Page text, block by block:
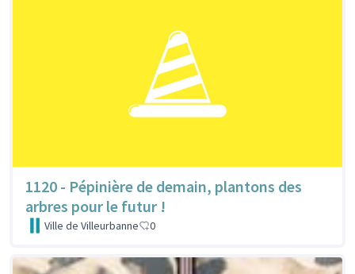
1120 - Pépinière de demain, plantons des
arbres pour le futur !
Ville de Villeurbanne 0